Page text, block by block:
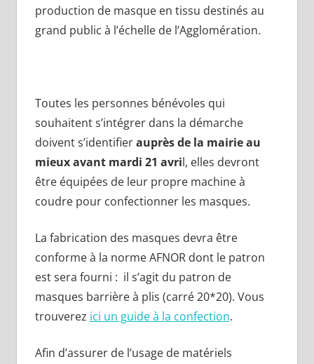
production de masque en tissu destinés au
grand public à l’échelle de l’Agglomération.
Toutes les personnes bénévoles qui
souhaitent s’intégrer dans la démarche
doivent s’identifierauprès de la mairie au
mieux avant mardi 21 avril, elles devront
être équipées de leur propre machine à
coudre pour confectionner les masques.
La fabrication des masques devra être
conforme à la norme AFNOR dont le patron
est sera fourni : il s’agit du patron de
masques barrière à plis (carré 20*20). Vous
trouverez ici un guide à la confection.
Afin d’assurer de l’usage de matériels